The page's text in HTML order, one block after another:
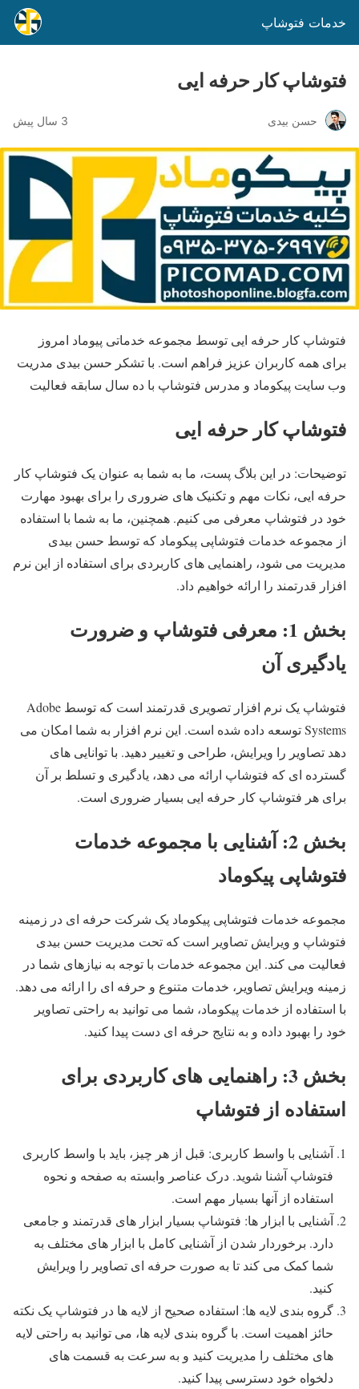
خدمات فتوشاپ
فتوشاپ کار حرفه ایی
حسن بیدی 3 سال پیش
فتوشاپ کار حرفه ایی توسط مجموعه خدماتی پیوماد امروز
برای همه کاربران عزیز فراهم است. با تشکر حسن بیدی مدریت
وب سایت پیکوماد و مدرس فتوشاپ با ده سال سابقه فعالیت
فتوشاپ کار حرفه ایی
توضیحات: در این بلاگ پست، ما به شما به عنوان یک فتوشاپ کار
حرفه ایی، نکات مهم و تکنیک های ضروری را برای بهبود مهارت
خود در فتوشاپ معرفی می کنیم. همچنین، ما به شما با استفاده
از مجموعه خدمات فتوشاپی پیکوماد که توسط حسن بیدی
مدیریت می شود، راهنمایی های کاربردی برای استفاده از این نرم
افزار قدرتمند را ارائه خواهیم داد.
بخش 1: معرفی فتوشاپ و ضرورت
یادگیری آن
فتوشاپ یک نرم افزار تصویری قدرتمند است که توسط Adobe
Systems توسعه داده شده است. این نرم افزار به شما امکان می
دهد تصاویر را ویرایش، طراحی و تغییر دهید. با توانایی های
گسترده ای که فتوشاپ ارائه می دهد، یادگیری و تسلط بر آن
برای هر فتوشاپ کار حرفه ایی بسیار ضروری است.
بخش 2: آشنایی با مجموعه خدمات
فتوشاپی پیکوماد
مجموعه خدمات فتوشاپی پیکوماد یک شرکت حرفه ای در زمینه
فتوشاپ و ویرایش تصاویر است که تحت مدیریت حسن بیدی
فعالیت می کند. این مجموعه خدمات با توجه به نیازهای شما در
زمینه ویرایش تصاویر، خدمات متنوع و حرفه ای را ارائه می دهد.
با استفاده از خدمات پیکوماد، شما می توانید به راحتی تصاویر
خود را بهبود داده و به نتایج حرفه ای دست پیدا کنید.
بخش 3: راهنمایی های کاربردی برای
استفاده از فتوشاپ
آشنایی با واسط کاربری: قبل از هر چیز، باید با واسط کاربری
فتوشاپ آشنا شوید. درک عناصر وابسته به صفحه و نحوه
استفاده از آنها بسیار مهم است.
آشنایی با ابزار ها: فتوشاپ بسیار ابزار های قدرتمند و جامعی
دارد. برخوردار شدن از آشنایی کامل با ابزار های مختلف به
شما کمک می کند تا به صورت حرفه ای تصاویر را ویرایش
کنید.
گروه بندی لایه ها: استفاده صحیح از لایه ها در فتوشاپ یک نکته
حائز اهمیت است. با گروه بندی لایه ها، می توانید به راحتی لایه
های مختلف را مدیریت کنید و به سرعت به قسمت های
دلخواه خود دسترسی پیدا کنید.